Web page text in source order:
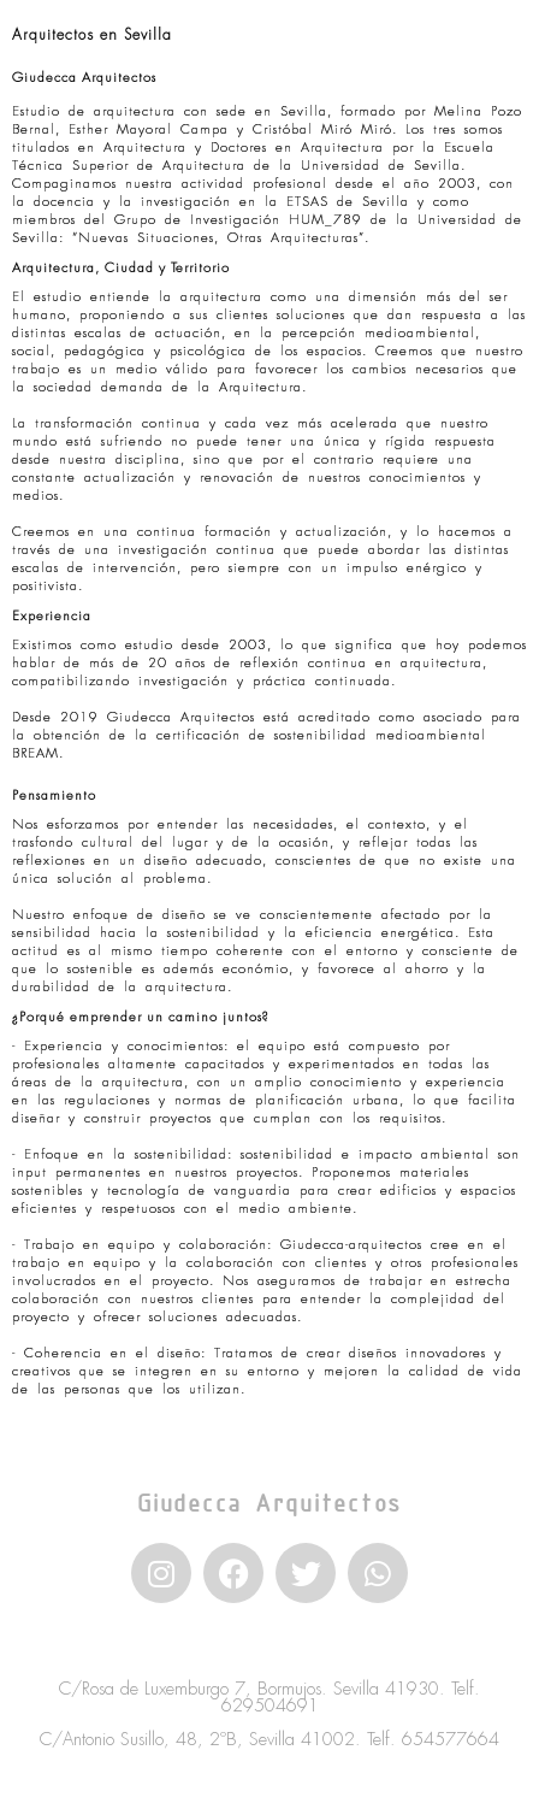
Arquitectos en Sevilla
Giudecca Arquitectos
Estudio de arquitectura con sede en Sevilla, formado por Melina Pozo
Bernal, Esther Mayoral Campa y Cristóbal Miró Miró. Los tres somos
titulados en Arquitectura y Doctores en Arquitectura por la Escuela
Técnica Superior de Arquitectura de la Universidad de Sevilla.
Compaginamos nuestra actividad profesional desde el año 2003, con
la docencia y la investigación en la ETSAS de Sevilla y como
miembros del Grupo de Investigación HUM_789 de la Universidad de
Sevilla: “Nuevas Situaciones, Otras Arquitecturas”.
Arquitectura, Ciudad y Territorio
El estudio entiende la arquitectura como una dimensión más del ser
humano, proponiendo a sus clientes soluciones que dan respuesta a las
distintas escalas de actuación, en la percepción medioambiental,
social, pedagógica y psicológica de los espacios. Creemos que nuestro
trabajo es un medio válido para favorecer los cambios necesarios que
la sociedad demanda de la Arquitectura.
La transformación continua y cada vez más acelerada que nuestro
mundo está sufriendo no puede tener una única y rígida respuesta
desde nuestra disciplina, sino que por el contrario requiere una
constante actualización y renovación de nuestros conocimientos y
medios.
Creemos en una continua formación y actualización, y lo hacemos a
través de una investigación continua que puede abordar las distintas
escalas de intervención, pero siempre con un impulso enérgico y
positivista.
Experiencia
Existimos como estudio desde 2003, lo que significa que hoy podemos
hablar de más de 20 años de reflexión continua en arquitectura,
compatibilizando investigación y práctica continuada.
Desde 2019 Giudecca Arquitectos está acreditado como asociado para
la obtención de la certificación de sostenibilidad medioambiental
BREAM.
Pensamiento
Nos esforzamos por entender las necesidades, el contexto, y el
trasfondo cultural del lugar y de la ocasión, y reflejar todas las
reflexiones en un diseño adecuado, conscientes de que no existe una
única solución al problema.
Nuestro enfoque de diseño se ve conscientemente afectado por la
sensibilidad hacia la sostenibilidad y la eficiencia energética. Esta
actitud es al mismo tiempo coherente con el entorno y consciente de
que lo sostenible es además económio, y favorece al ahorro y la
durabilidad de la arquitectura.
¿Porqué emprender un camino juntos?
- Experiencia y conocimientos: el equipo está compuesto por
profesionales altamente capacitados y experimentados en todas las
áreas de la arquitectura, con un amplio conocimiento y experiencia
en las regulaciones y normas de planificación urbana, lo que facilita
diseñar y construir proyectos que cumplan con los requisitos.
- Enfoque en la sostenibilidad: sostenibilidad e impacto ambiental son
input permanentes en nuestros proyectos. Proponemos materiales
sostenibles y tecnología de vanguardia para crear edificios y espacios
eficientes y respetuosos con el medio ambiente.
- Trabajo en equipo y colaboración: Giudecca-arquitectos cree en el
trabajo en equipo y la colaboración con clientes y otros profesionales
involucrados en el proyecto. Nos aseguramos de trabajar en estrecha
colaboración con nuestros clientes para entender la complejidad del
proyecto y ofrecer soluciones adecuadas.
- Coherencia en el diseño: Tratamos de crear diseños innovadores y
creativos que se integren en su entorno y mejoren la calidad de vida
de las personas que los utilizan.
Giudecca Arquitectos
I
n
a
g
r
F
a
b
o
o
T
w
t
e
r
W
h
s
a
p
C/Rosa de Luxemburgo 7, Bormujos. Sevilla 41930. Telf.
629504691
C/Antonio Susillo, 48, 2ºB, Sevilla 41002. Telf. 654577664